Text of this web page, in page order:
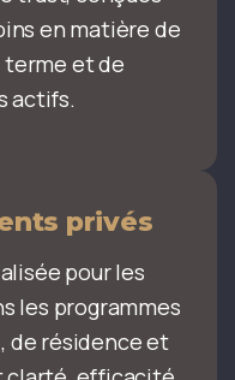
en matière de
et de
actifs.
privés
pour les
les programmes
de résidence et